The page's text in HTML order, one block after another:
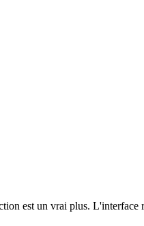
est un vrai plus. L'interface